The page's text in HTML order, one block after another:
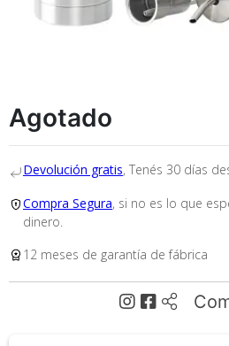
Agotado
Devolución gratis, Tenés 30 días
Compra Segura, si no es lo que
dinero.
12 meses de garantía de fábrica
dinero!